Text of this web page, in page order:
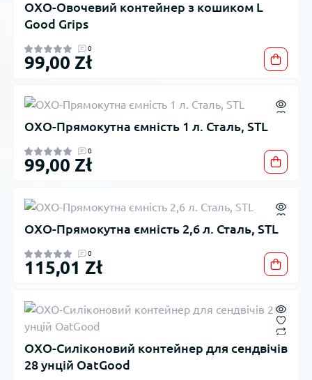
OXO-Овочевий контейнер з кошиком L
Good Grips
0
99,00 Zł
OXO-Прямокутна ємність 1 л. Сталь, STL
0
99,00 Zł
OXO-Прямокутна ємність 2,6 л. Сталь, STL
0
115,01 Zł
OXO-Силіконовий контейнер для сендвічів
28 унцій OatGood